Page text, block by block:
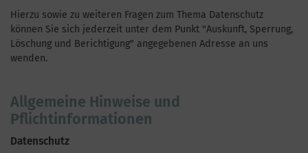
Hierzu sowie zu weiteren Fragen zum Thema Datenschutz
können Sie sich jederzeit unter dem Punkt "Auskunft, Sperrung,
Löschung und Berichtigung" angegebenen Adresse an uns
wenden.
Allgemeine Hinweise und
Pflichtinformationen
Datenschutz